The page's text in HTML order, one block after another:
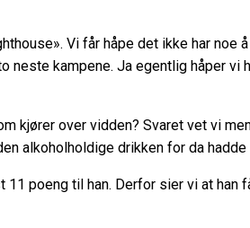
Vi får håpe det ikke har
kampene. Ja egentlig håper
kjører over vidden? Svaret vet vi
alkoholholdige drikken for da
poeng til han. Derfor sier vi at han